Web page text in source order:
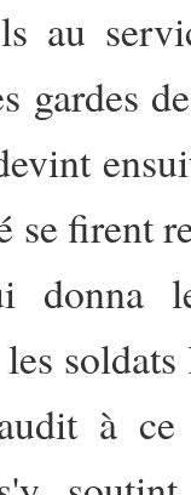
au
gardes
se firent
donna
à